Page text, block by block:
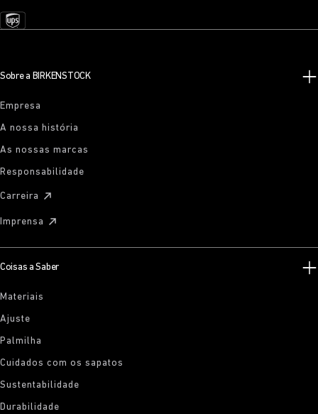
Sobre a BIRKENSTOCK
Empresa
A nossa história
As nossas marcas
Responsabilidade
Carreira
Imprensa
Coisas a Saber
Materiais
Ajuste
Palmilha
Cuidados com os sapatos
Sustentabilidade
Durabilidade